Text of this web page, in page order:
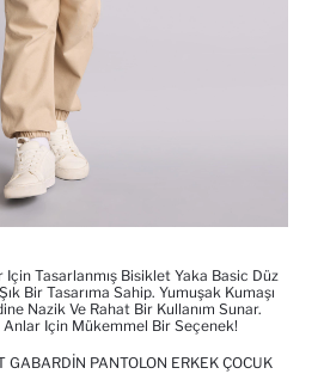
Için Tasarlanmış Bisiklet Yaka Basic Düz
Bir Tasarıma Sahip. Yumuşak Kumaşı
Nazik Ve Rahat Bir Kullanım Sunar.
Anlar Için Mükemmel Bir Seçenek!
GABARDIN PANTOLON ERKEK ÇOCUK